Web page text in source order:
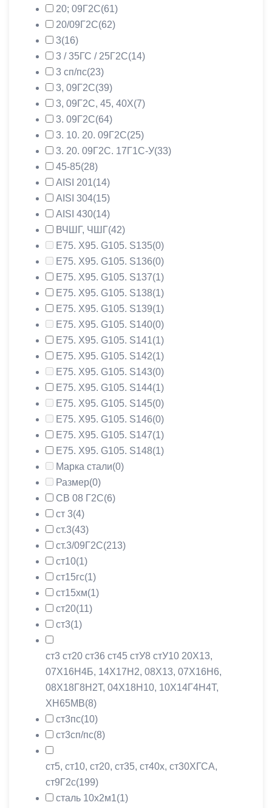
20; 09Г2С(61)
20/09Г2С(62)
3(16)
3 / 35ГС / 25Г2С(14)
3 сп/пс(23)
3, 09Г2С(39)
3, 09Г2С, 45, 40Х(7)
3. 09Г2С(64)
3. 10. 20. 09Г2С(25)
3. 20. 09Г2С. 17Г1С-У(33)
45-85(28)
AISI 201(14)
AISI 304(15)
AISI 430(14)
ВЧШГ, ЧШГ(42)
Е75. Х95. G105. S135(0)
Е75. Х95. G105. S136(0)
Е75. Х95. G105. S137(1)
Е75. Х95. G105. S138(1)
Е75. Х95. G105. S139(1)
Е75. Х95. G105. S140(0)
Е75. Х95. G105. S141(1)
Е75. Х95. G105. S142(1)
Е75. Х95. G105. S143(0)
Е75. Х95. G105. S144(1)
Е75. Х95. G105. S145(0)
Е75. Х95. G105. S146(0)
Е75. Х95. G105. S147(1)
Е75. Х95. G105. S148(1)
Марка стали(0)
Размер(0)
СВ 08 Г2С(6)
ст 3(4)
ст.3(43)
ст.3/09Г2С(213)
ст10(1)
ст15гс(1)
ст15хм(1)
ст20(11)
ст3(1)
ст3 ст20 ст36 ст45 стУ8 стУ10 20X13,
07Х16Н4Б, 14Х17Н2, 08X13, 07Х16Н6,
08Х18Г8Н2Т, 04Х18Н10, 10Х14Г4Н4Т,
ХН65МВ(8)
ст3пс(10)
ст3сп/пс(8)
ст5, ст10, ст20, ст35, ст40х, ст30ХГСА,
ст9Г2с(199)
сталь 10х2м1(1)